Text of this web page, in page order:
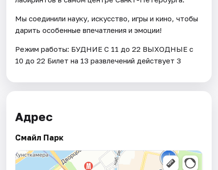
Мы соединили науку, искусство, игры и кино, чтобы
дарить особенные впечатления и эмоции!
Режим работы: БУДНИЕ С 11 до 22 ВЫХОДНЫЕ с
10 до 22 Билет на 13 развлечений действует 3
Адрес
Смайл Парк